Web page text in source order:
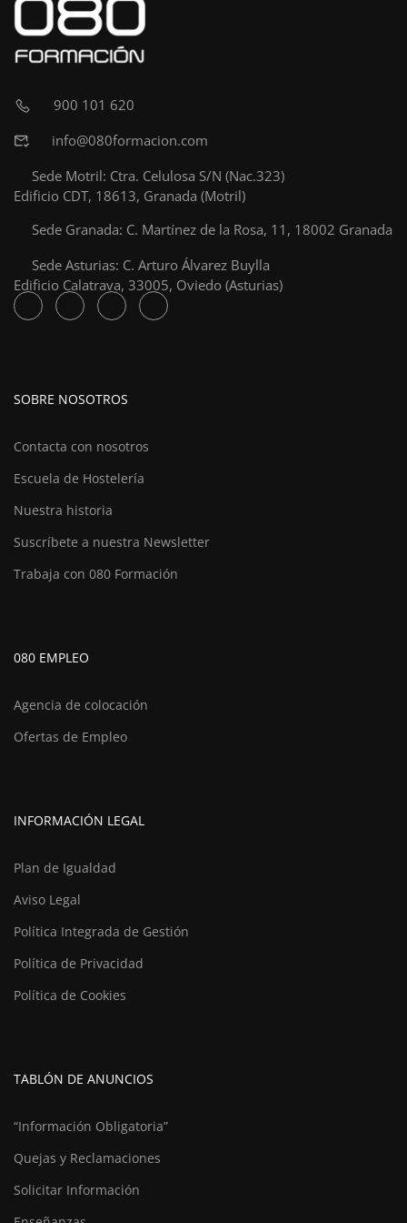
900 101 620
info@080formacion.com
Sede Motril: Ctra. Celulosa S/N (Nac.323)
Edificio CDT, 18613, Granada (Motril)
Sede Granada: C. Martínez de la Rosa, 11, 18002 Granada
Sede Asturias: C. Arturo Álvarez Buylla
Edificio Calatrava, 33005, Oviedo (Asturias)
SOBRE NOSOTROS
Contacta con nosotros
Escuela de Hostelería
Nuestra historia
Suscríbete a nuestra Newsletter
Trabaja con 080 Formación
080 EMPLEO
Agencia de colocación
Ofertas de Empleo
INFORMACIÓN LEGAL
Plan de Igualdad
Aviso Legal
Política Integrada de Gestión
Política de Privacidad
Política de Cookies
TABLÓN DE ANUNCIOS
“Información Obligatoria”
Quejas y Reclamaciones
Solicitar Información